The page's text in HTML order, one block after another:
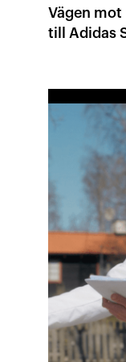
Vägen mot
till Adidas